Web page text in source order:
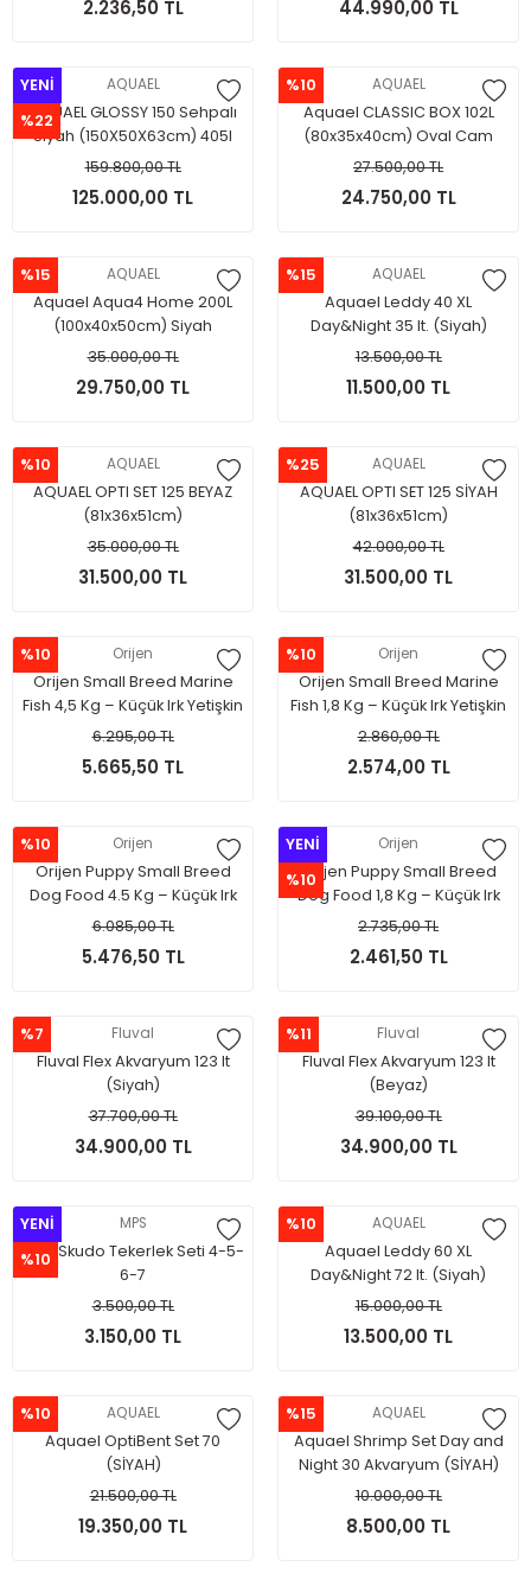
2.236,50 TL 44.990,00 TL
YENİ
%22
AQUAEL
AQUAEL GLOSSY 150 Sehpalı
Siyah (150X50X63cm) 405l
159.800,00 TL
125.000,00 TL
%10 AQUAEL
Aquael CLASSIC BOX 102L
(80x35x40cm) Oval Cam
(Siyah)
27.500,00 TL
24.750,00 TL
%15 AQUAEL
Aquael Aqua4 Home 200L
(100x40x50cm) Siyah
35.000,00 TL
29.750,00 TL
%15 AQUAEL
Aquael Leddy 40 XL
Day&Night 35 lt. (Siyah)
13.500,00 TL
11.500,00 TL
%10 AQUAEL
AQUAEL OPTI SET 125 BEYAZ
(81x36x51cm)
35.000,00 TL
31.500,00 TL
%25 AQUAEL
AQUAEL OPTI SET 125 SİYAH
(81x36x51cm)
42.000,00 TL
31.500,00 TL
%10 Orijen
Orijen Small Breed Marine
Fish 4,5 Kg – Küçük Irk Yetişkin
Köpekler İçin
6.295,00 TL
5.665,50 TL
%10 Orijen
Orijen Small Breed Marine
Fish 1,8 Kg – Küçük Irk Yetişkin
Köpekler İçin
2.860,00 TL
2.574,00 TL
%10 Orijen
Orijen Puppy Small Breed
Dog Food 4.5 Kg – Küçük Irk
Yavru Köpekler İçin
6.085,00 TL
5.476,50 TL
YENİ
%10
Orijen
Orijen Puppy Small Breed
Dog Food 1,8 Kg – Küçük Irk
Yavru Köpekler İçin
2.735,00 TL
2.461,50 TL
%7 Fluval
Fluval Flex Akvaryum 123 lt
(Siyah)
37.700,00 TL
34.900,00 TL
%11 Fluval
Fluval Flex Akvaryum 123 lt
(Beyaz)
39.100,00 TL
34.900,00 TL
YENİ
%10
MPS
MPS Skudo Tekerlek Seti 4-5-
6-7
3.500,00 TL
3.150,00 TL
%10 AQUAEL
Aquael Leddy 60 XL
Day&Night 72 lt. (Siyah)
15.000,00 TL
13.500,00 TL
%10 AQUAEL
Aquael OptiBent Set 70
(SİYAH)
21.500,00 TL
19.350,00 TL
%15 AQUAEL
Aquael Shrimp Set Day and
Night 30 Akvaryum (SİYAH)
10.000,00 TL
8.500,00 TL